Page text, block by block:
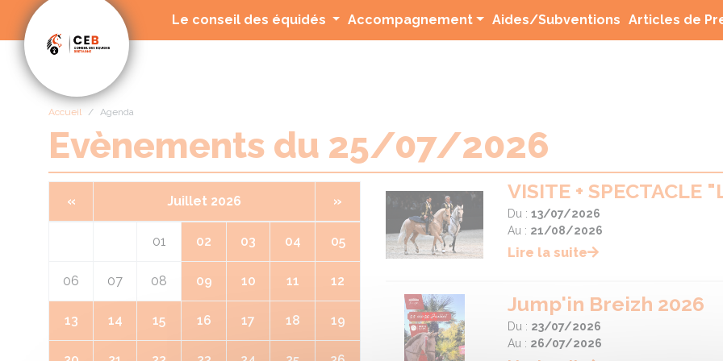
Le conseil des équidés Accompagnement Aides/Subventions (current)
Articles de
Accueil Agenda
Evènements du 25/07/2026
« Juillet 2026 »
01 02 03 04 05
06 07 08 09 10 11 12
13 14 15 16 17 18 19
VISITE + SPECTACLE
Du : 13/07/2026
Au : 21/08/2026
Lire la suite
Jump'in Breizh 2026
Du : 23/07/2026
Au : 26/07/2026
Panneau de gestion des cookies